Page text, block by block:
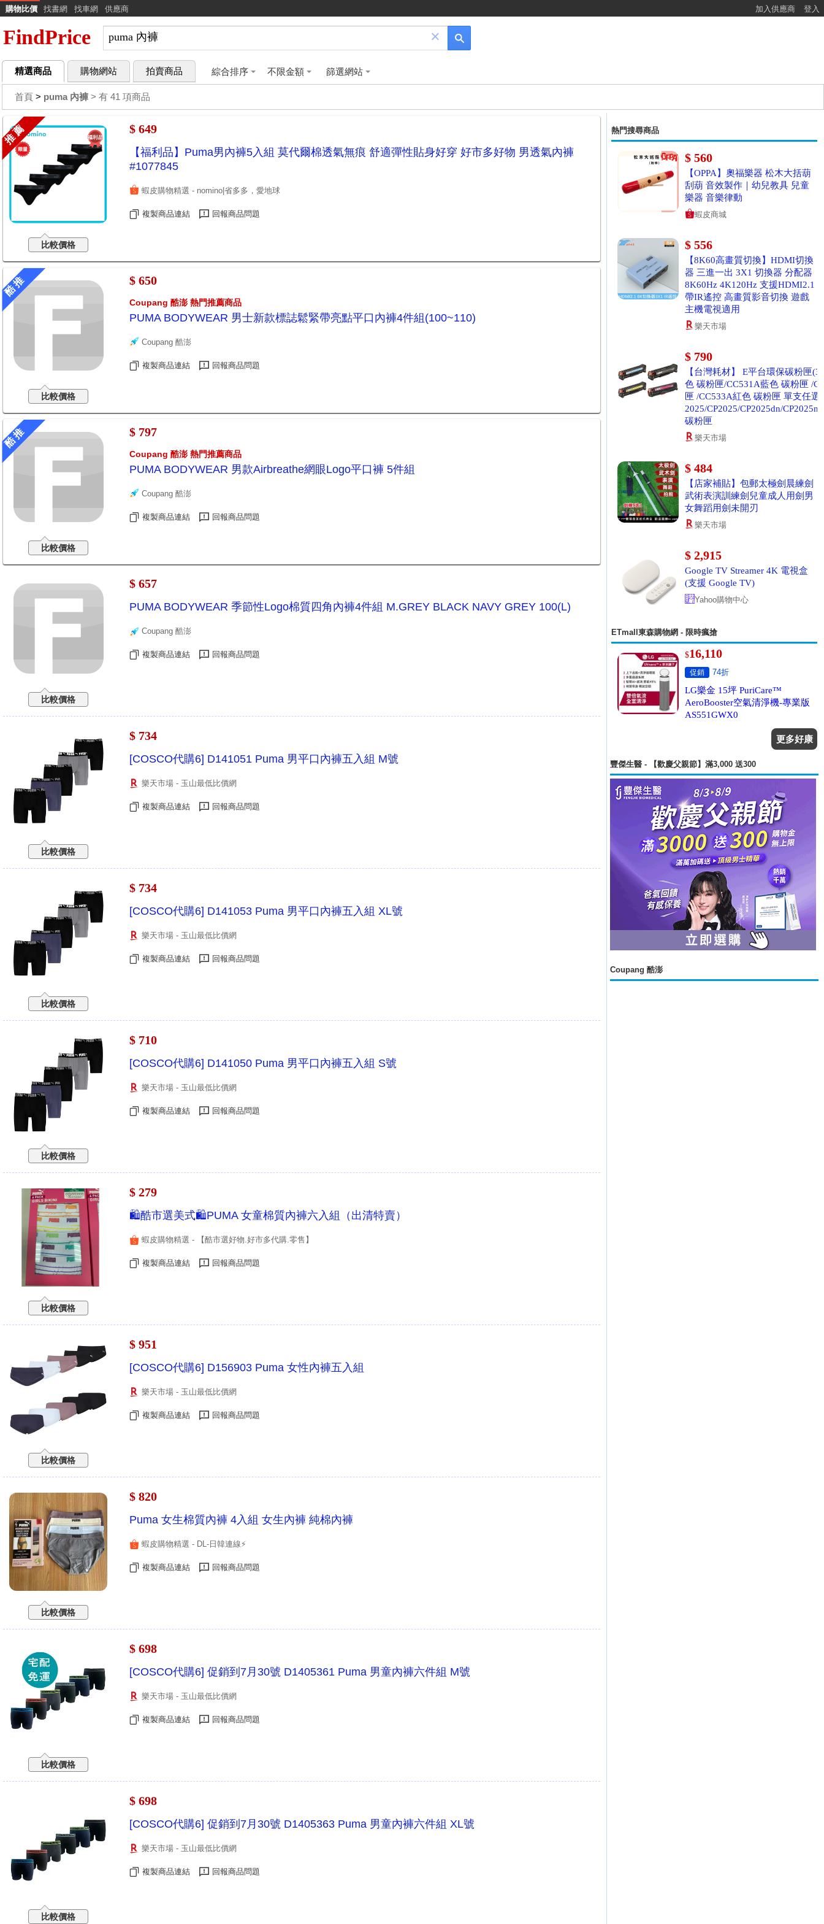
購物比價 找書網 找車網 供應商 加入供應商 登入
FindPrice ×
精選商品 購物網站 拍賣商品 綜合排序 不限金額 篩選網站
首頁 > puma 內褲 > 有 41 項商品
推 薦
比較價格
$ 649
【福利品】Puma男內褲5入組 莫代爾棉透氣無痕 舒適彈性貼身好穿 好市多好物 男透氣內褲
#1077845
蝦皮購物精選 - nomino|省多多，愛地球
複製商品連結 回報商品問題
酷 推
比較價格
$ 650
Coupang 酷澎 熱門推薦商品
PUMA BODYWEAR 男士新款標誌鬆緊帶亮點平口內褲4件組(100~110)
Coupang 酷澎
複製商品連結 回報商品問題
酷 推
比較價格
$ 797
Coupang 酷澎 熱門推薦商品
PUMA BODYWEAR 男款Airbreathe網眼Logo平口褲 5件組
Coupang 酷澎
複製商品連結 回報商品問題
比較價格
$ 657
PUMA BODYWEAR 季節性Logo棉質四角內褲4件組 M.GREY BLACK NAVY GREY 100(L)
Coupang 酷澎
複製商品連結 回報商品問題
比較價格
$ 734
[COSCO代購6] D141051 Puma 男平口內褲五入組 M號
樂天市場 - 玉山最低比價網
複製商品連結 回報商品問題
比較價格
$ 734
[COSCO代購6] D141053 Puma 男平口內褲五入組 XL號
樂天市場 - 玉山最低比價網
複製商品連結 回報商品問題
比較價格
$ 710
[COSCO代購6] D141050 Puma 男平口內褲五入組 S號
樂天市場 - 玉山最低比價網
複製商品連結 回報商品問題
比較價格
$ 279
🛍️酷市選美式🛍️PUMA 女童棉質內褲六入組（出清特賣）
蝦皮購物精選 - 【酷市選好物.好市多代購.零售】
複製商品連結 回報商品問題
比較價格
$ 951
[COSCO代購6] D156903 Puma 女性內褲五入組
樂天市場 - 玉山最低比價網
複製商品連結 回報商品問題
比較價格
$ 820
Puma 女生棉質內褲 4入組 女生內褲 純棉內褲
蝦皮購物精選 - DL-日韓連線⚡️
複製商品連結 回報商品問題
比較價格
$ 698
[COSCO代購6] 促銷到7月30號 D1405361 Puma 男童內褲六件組 M號
樂天市場 - 玉山最低比價網
複製商品連結 回報商品問題
比較價格
$ 698
[COSCO代購6] 促銷到7月30號 D1405363 Puma 男童內褲六件組 XL號
樂天市場 - 玉山最低比價網
複製商品連結 回報商品問題
熱門搜尋商品
$ 560
【OPPA】奧福樂器 松木大括葫
刮葫 音效製作｜幼兒教具 兒童
樂器 音樂律動
蝦皮商城
$ 556
【8K60高畫質切換】HDMI切換
器 三進一出 3X1 切換器 分配器
8K60Hz 4K120Hz 支援HDMI2.1
帶IR遙控 高畫質影音切換 遊戲
主機電視適用
樂天市場
$ 790
【台灣耗材】 E平台環保碳粉匣
色 碳粉匣/CC531A藍色 碳粉匣 /
匣 /CC533A紅色 碳粉匣 單支任選
2025/CP2025/CP2025dn/
碳粉匣
樂天市場
$ 484
【店家補貼】包郵太極劍晨練劍
武術表演訓練劍兒童成人用劍男
女舞蹈用劍未開刃
樂天市場
$ 2,915
Google TV Streamer 4K 電視盒
(支援 Google TV)
Yahoo購物中心
ETmall東森購物網 - 限時瘋搶
$16,110
促銷 74折
LG樂金 15坪 PuriCare™
AeroBooster空氣清淨機-專業版
AS551GWX0
更多好康
豐傑生醫 - 【歡慶父親節】滿3,000 送300
Coupang 酷澎